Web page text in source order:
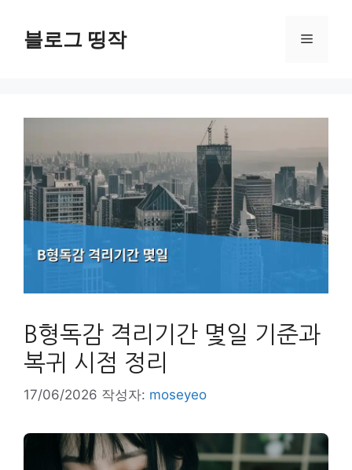
블로그 띵작 메
B형독감 격리기간 몇일 기준과
복귀 시점 정리
17/06/2026 작성자: moseyeo